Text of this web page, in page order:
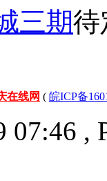
三期待
在线网 ( 皖ICP备
07:46 ,